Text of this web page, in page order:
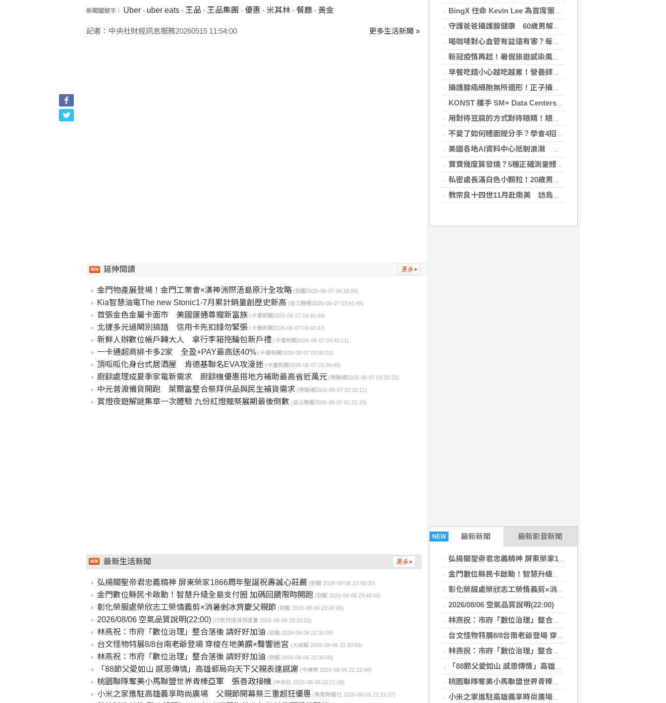
BingX 任命 Kevin Lee 為首席策略長，加速推進多資產、以用戶為核心的發展願景
守護爸爸攝護腺健康 60歲男解尿異常 靠PHI檢測及早揪出攝護腺癌
喝咖啡對心血管有益還有害？每日可以喝幾杯咖啡？美心臟協會一次解答
新冠疫情再起！暑假旅遊感染風險增 專家教你這樣做好防護
早餐吃錯小心越吃越累！營養師點名3大NG組合：根本「台式安眠藥」
攝護腺癌細胞無所遁形！正子攝影掃描揪出攝護腺癌，精準定位助早期治療
KONST 攜手 SM+ Data Centers、LG Sinar Mas 簽署SMX01資料中心合作協議 算力版圖正式跨足東南亞
用對待豆腐的方式對待眼睛！眼科醫揭「4件事」絕不可以對眼睛做
不愛了如何體面提分手？學會4招重新看待分手：道歉、挽留都沒必要
美國各地AI資料中心抵制浪潮 川普指控北京煽動
寶寶幾度算發燒？5種正確測量體溫的方法：耳溫測量快、額溫快速便利
私密處長滿白色小顆粒！20歲男崩潰求診 醫曝5大真相別再誤會
教宗良十四世11月赴南美 訪烏拉圭、阿根廷和秘魯
NEW 最新新聞 最新影音新聞
弘揚關聖帝君忠義精神 屏東榮家1866周年聖誕祝壽誠心莊嚴
金門數位縣民卡啟動！智慧升級全島支付圈 加碼回饋限時開跑
彰化榮服處榮欣志工榮情義剪×消暑剉冰齊慶父親節
2026/08/06 空氣品質說明(22:00)
林燕祝：市府「數位治理」整合落後 請好好加油
台文怪物特展8/8台南老爺登場 穿梭在地美饌×聲響迷宮
林燕祝：市府「數位治理」整合落後 請好好加油
「88節父愛如山 感恩傳情」高雄郵局向天下父親表達感謝
桃園聯隊奪美小馬聯盟世界青棒亞軍 張善政接機
小米之家進駐高雄義享時尚廣場 父親節開幕祭三重超狂優惠
新聞關鍵字： Uber、 uber eats、 王品 、 王品集團 、 優惠 、 米其林、 餐廳、 黃金
記者：中央社財經訊息服務20260515 11:54:00 更多生活新聞 »
延伸閱讀
金門物產展登場！金門工業會×漢神洲際浯島原汁全攻略 (勁報2026-08-07 04:18:00)
Kia智慧油電The new Stonic1-7月累計銷量創歷史新高 (自立晚報2026-08-07 03:41:49)
首張金色金屬卡面市 美國運通尊寵新富族 (卡優新聞2026-08-07 03:40:44)
北捷多元過閘別搞錯 信用卡先扣錢勿緊張 (卡優新聞2026-08-07 03:40:37)
新鮮人辦數位帳戶轉大人 拿行李箱拖輪包新戶禮 (卡優新聞2026-08-07 03:40:11)
一卡通超商綁卡多2家 全盈+PAY最高送40% (卡優新聞2026-08-07 03:40:01)
頂呱呱化身台式居酒屋 肯德基聯名EVA攻漫迷 (卡優新聞2026-08-07 03:39:40)
廚餘處理成夏季家電新需求 廚餘機優惠搭地方補助最高省近萬元 (樂聯網2026-08-07 03:35:32)
中元普渡備貨開跑 萊爾富整合祭拜供品與民生補貨需求 (樂聯網2026-08-07 03:16:11)
賞燈夜遊解謎集章一次體驗 九份紅燈籠祭展期最後倒數 (自立晚報2026-08-07 01:32:19)
最新生活新聞
弘揚關聖帝君忠義精神 屏東榮家1866周年聖誕祝壽誠心莊嚴 (勁報 2026-08-06 23:48:00)
金門數位縣民卡啟動！智慧升級全島支付圈 加碼回饋限時開跑 (勁報 2026-08-06 23:45:00)
彰化榮服處榮欣志工榮情義剪×消暑剉冰齊慶父親節 (勁報 2026-08-06 23:40:00)
2026/08/06 空氣品質說明(22:00) (行政院環境保護署 2026-08-06 23:10:03)
林燕祝：市府「數位治理」整合落後 請好好加油 (勁報 2026-08-06 22:30:00)
台文怪物特展8/8台南老爺登場 穿梭在地美饌×聲響迷宮 (大成報 2026-08-06 22:30:00)
林燕祝：市府「數位治理」整合落後 請好好加油 (勁報 2026-08-06 22:30:00)
「88節父愛如山 感恩傳情」高雄郵局向天下父親表達感謝 (今傳媒 2026-08-06 22:22:48)
桃園聯隊奪美小馬聯盟世界青棒亞軍 張善政接機 (中央社 2026-08-06 22:21:28)
小米之家進駐高雄義享時尚廣場 父親節開幕祭三重超狂優惠 (焦點時報社 2026-08-06 22:19:37)